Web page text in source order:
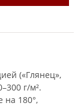
(«Глянец»,
г/м².
на 180°,